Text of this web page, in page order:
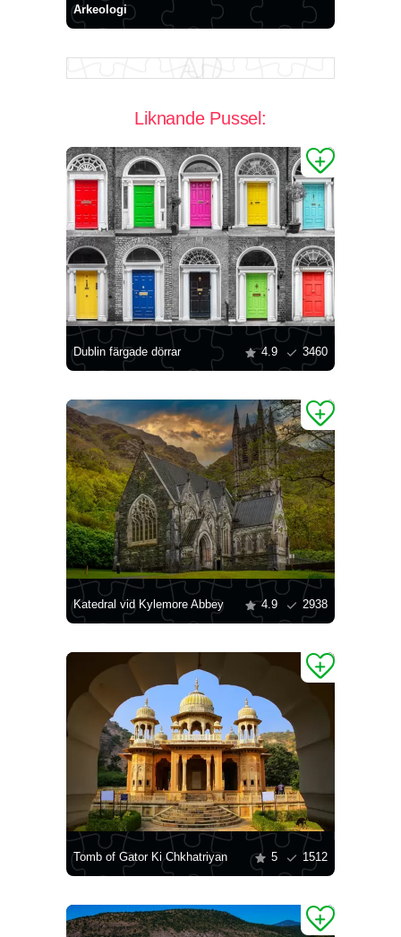
Arkeologi
Liknande Pussel:
Dublin färgade dörrar 4.9 3460
Katedral vid Kylemore Abbey 4.9 2938
Tomb of Gator Ki Chkhatriyan 5 1512